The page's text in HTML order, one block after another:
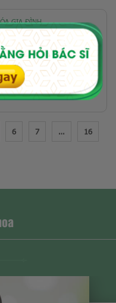
GIA ĐÌNH
THAI 3 THÁNG
TẠI HÀ NỘI
6 7 … 16